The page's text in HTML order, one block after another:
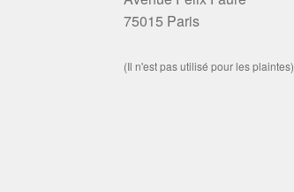
75015 Paris
(Il n'est pas utilisé pour les plaintes)